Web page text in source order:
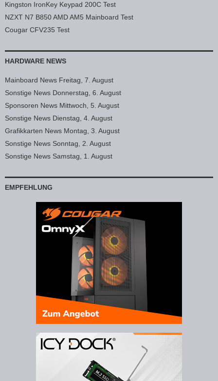
Kingston IronKey Keypad 200C Test
NZXT N7 B850 AMD AM5 Mainboard Test
Cougar CFV235 Test
HARDWARE NEWS
Mainboard News Freitag, 7. August
Sonstige News Donnerstag, 6. August
Sponsoren News Mittwoch, 5. August
Sonstige News Dienstag, 4. August
Grafikkarten News Montag, 3. August
Sonstige News Sonntag, 2. August
Sonstige News Samstag, 1. August
EMPFEHLUNG